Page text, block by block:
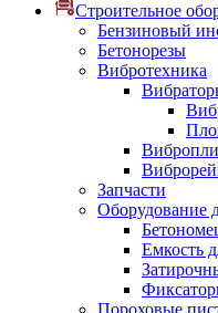
Строительное
Бензиновый
Бетонорезы
Вибротехника
Запчасти
Оборудование
Емкость
Пороховые